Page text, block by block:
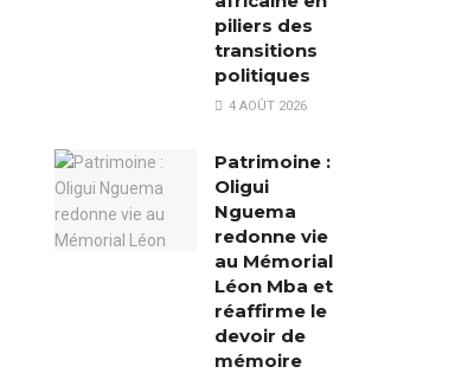
piliers des
transitions
politiques
4 AOÛT 2026
Patrimoine :
Oligui
Nguema
redonne vie
au Mémorial
Léon Mba et
réaffirme le
devoir de
mémoire